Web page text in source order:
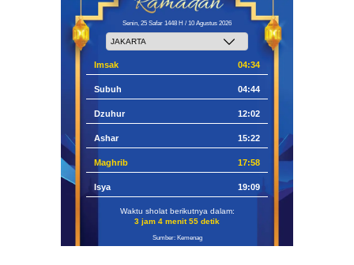
Senin, 25 Safar 1448 H / 10 Agustus 2026
Imsak 04:34
Subuh 04:44
Dzuhur 12:02
Ashar 15:22
Maghrib 17:58
Isya 19:09
Waktu sholat berikutnya dalam:
3 jam 4 menit 54 detik
Sumber: Kemenag